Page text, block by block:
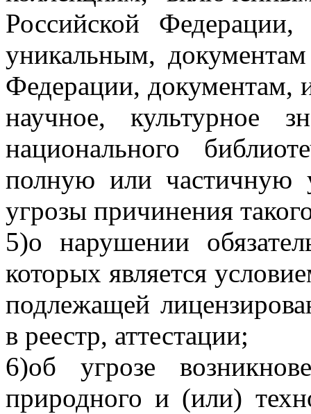
Российской
уникальным,
Федерации, документам,
научное, культурное
национального
полную или частичную
угрозы причинения
5)о нарушении
которых является
подлежащей
в реестр, аттестации;
6)об угрозе
природного и (или)